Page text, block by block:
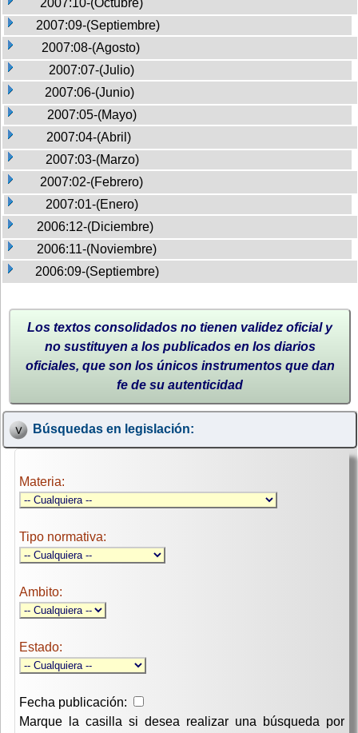
2007:09-(Septiembre)
2007:08-(Agosto)
2007:07-(Julio)
2007:06-(Junio)
2007:05-(Mayo)
2007:04-(Abril)
2007:03-(Marzo)
2007:02-(Febrero)
2007:01-(Enero)
2006:12-(Diciembre)
2006:11-(Noviembre)
2006:09-(Septiembre)
Los textos consolidados no tienen validez oficial y
no sustituyen a los publicados en los diarios
oficiales, que son los únicos instrumentos que dan
fe de su autenticidad
Búsquedas en legislación:
Materia:
Tipo normativa:
Ambito:
Estado:
Fecha publicación:
Marque la casilla si desea realizar una búsqueda por